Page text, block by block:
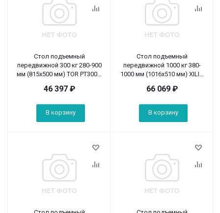
Стол подъемный
передвижной 300 кг 280-900
мм (815х500 мм) TOR PT300A
46 397₽
В корзину
Стол подъемный
передвижной 1000 кг 380-
1000 мм (1016х510 мм) XILIN
66 069₽
В корзину